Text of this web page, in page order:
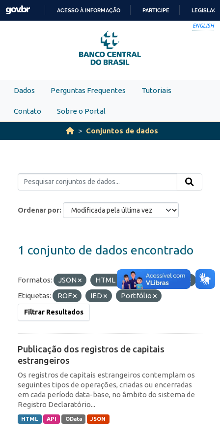
Skip to main content
PARA
O
CONTEÚDO
ACESSO À INFORMAÇÃO PARTICIPE
ENGLISH
Dados Perguntas Frequentes Tutoriais
Contato Sobre o Portal
Conjuntos de dados
Ordenar por
1 conjunto de dados encontrado
Formatos: JSON HTML API
OData
Etiquetas:
ROF IED Portfólio
Filtrar Resultados
Publicação dos registros de capitais
estrangeiros
Os registros de capitais estrangeiros contemplam os
seguintes tipos de operações, criadas ou encerradas
em cada período data-base, no âmbito do sistema de
Registro Declaratório...
HTML API OData JSON